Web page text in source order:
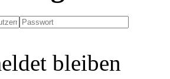
bleiben